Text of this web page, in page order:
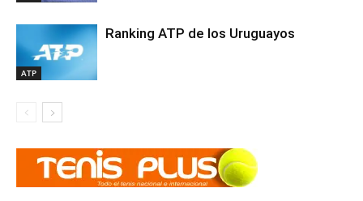
ATP
Ranking ATP de los Uruguayos